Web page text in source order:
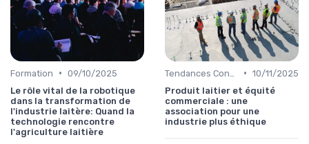
Formation • 09/10/2025
Le rôle vital de la robotique
dans la transformation de
l'industrie laitère: Quand la
technologie rencontre
l'agriculture laitière
• 10/11/2025
Produit laitier et équité
commerciale : une
association pour une
industrie plus éthique